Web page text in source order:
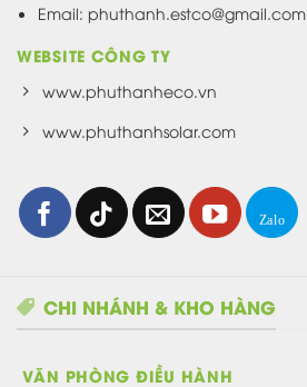
Email: phuthanh.estco@gmail.com
WEBSITE CÔNG TY
www.phuthanheco.vn
www.phuthanhsolar.com
CHI NHÁNH & KHO HÀNG
VĂN PHÒNG ĐIỀU HÀNH